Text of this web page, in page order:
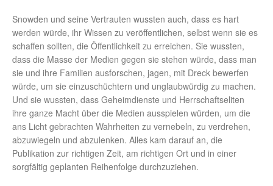
Snowden und seine Vertrauten wussten auch, dass es hart
werden würde, ihr Wissen zu veröffentlichen, selbst wenn sie es
schaffen sollten, die Öffentlichkeit zu erreichen. Sie wussten,
dass die Masse der Medien gegen sie stehen würde, dass man
sie und ihre Familien ausforschen, jagen, mit Dreck bewerfen
würde, um sie einzuschüchtern und unglaubwürdig zu machen.
Und sie wussten, dass Geheimdienste und Herrschaftseliten
ihre ganze Macht über die Medien ausspielen würden, um die
ans Licht gebrachten Wahrheiten zu vernebeln, zu verdrehen,
abzuwiegeln und abzulenken. Alles kam darauf an, die
Publikation zur richtigen Zeit, am richtigen Ort und in einer
sorgfältig geplanten Reihenfolge durchzuziehen.